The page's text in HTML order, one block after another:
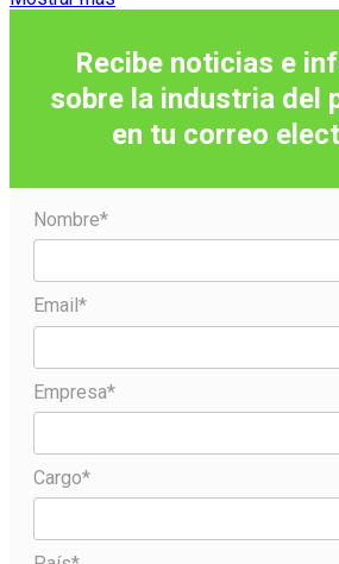
Recibe noticias e
sobre la industria del
en tu correo
Nombre*
Email*
Empresa*
Cargo*